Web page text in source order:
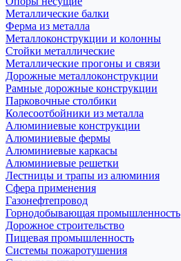
Металлические балки
Ферма из металла
Металлоконструкции и колонны
Стойки металлические
Металлические прогоны и связи
Дорожные металлоконструкции
Рамные дорожные конструкции
Парковочные столбики
Колесоотбойники из металла
Алюминиевые конструкции
Алюминиевые фермы
Алюминиевые каркасы
Алюминиевые решетки
Лестницы и трапы из алюминия
Сфера применения
Газонефтепровод
Горнодобывающая промышленность
Дорожное строительство
Пищевая промышленность
Системы пожаротушения